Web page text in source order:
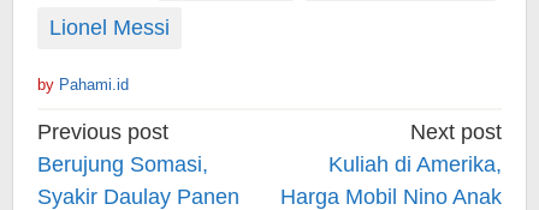
Lionel Messi
by Pahami.id
Post
navigation
Previous post
Berujung Somasi,
Syakir Daulay Panen
Next post
Kuliah di Amerika,
Harga Mobil Nino Anak